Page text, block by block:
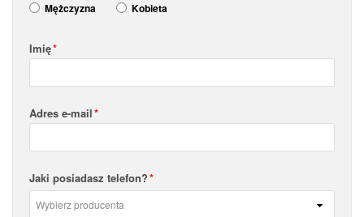
Mężczyzna Kobieta
Imię
Adres e-mail
Jaki posiadasz telefon?